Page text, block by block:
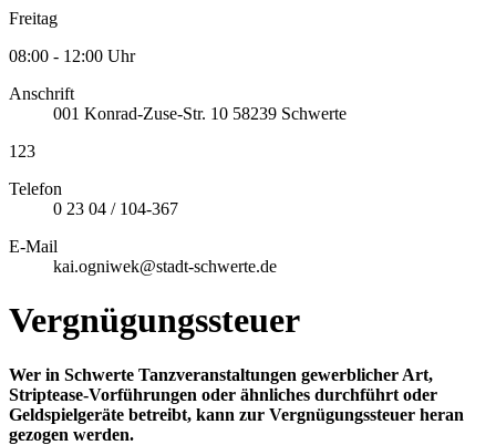
Freitag
08:00 - 12:00 Uhr
Anschrift
001 Konrad-Zuse-Str. 10 58239 Schwerte
123
Telefon
0 23 04 / 104-367
E-Mail
kai.ogniwek@stadt-schwerte.de
Vergnügungssteuer
Wer in Schwerte Tanzveranstaltungen gewerblicher Art,
Striptease-Vorführungen oder ähnliches durchführt oder
Geldspielgeräte betreibt, kann zur Vergnügungssteuer heran
gezogen werden.